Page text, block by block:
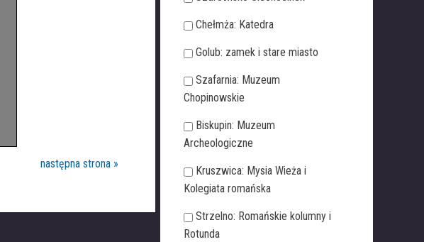
następna strona »
Chełmża: Katedra
Golub: zamek i stare miasto
Szafarnia: Muzeum
Chopinowskie
Biskupin: Muzeum
Archeologiczne
Kruszwica: Mysia Wieża i
Kolegiata romańska
Strzelno: Romańskie kolumny i
Rotunda